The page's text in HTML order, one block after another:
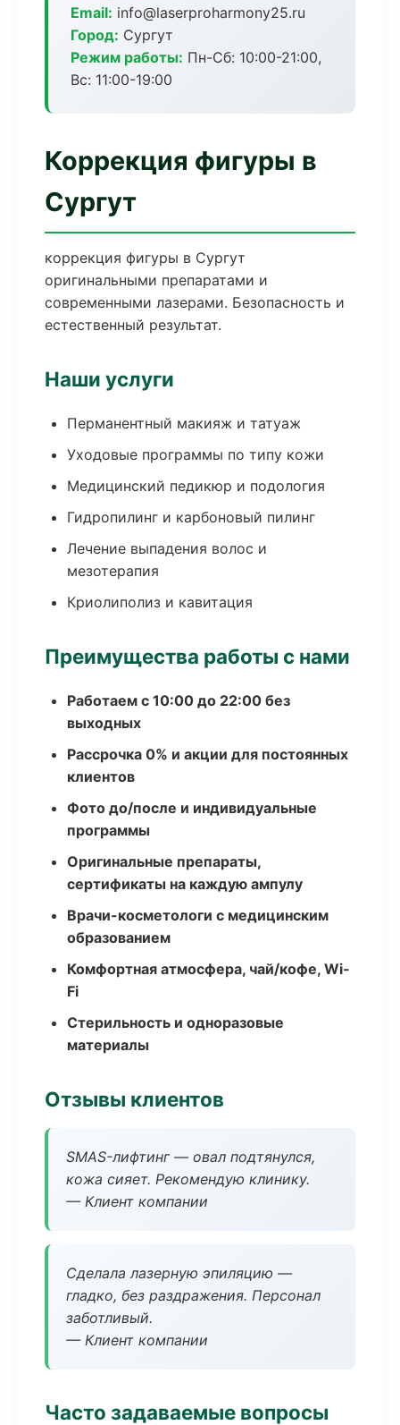
Email: info@laserproharmony25.ru
Город: Сургут
Режим работы: Пн-Сб: 10:00-21:00,
Вс: 11:00-19:00
Коррекция фигуры в
Сургут
коррекция фигуры в Сургут
оригинальными препаратами и
современными лазерами. Безопасность и
естественный результат.
Наши услуги
Перманентный макияж и татуаж
Уходовые программы по типу кожи
Медицинский педикюр и подология
Гидропилинг и карбоновый пилинг
Лечение выпадения волос и
мезотерапия
Криолиполиз и кавитация
Преимущества работы с нами
Работаем с 10:00 до 22:00 без
выходных
Рассрочка 0% и акции для постоянных
клиентов
Фото до/после и индивидуальные
программы
Оригинальные препараты,
сертификаты на каждую ампулу
Врачи-косметологи с медицинским
образованием
Комфортная атмосфера, чай/кофе, Wi-
Fi
Стерильность и одноразовые
материалы
Отзывы клиентов
SMAS-лифтинг — овал подтянулся,
кожа сияет. Рекомендую клинику.
— Клиент компании
Сделала лазерную эпиляцию —
гладко, без раздражения. Персонал
заботливый.
— Клиент компании
Часто задаваемые вопросы